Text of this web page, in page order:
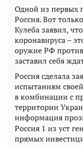
Одной из первых
Россия. Вот
Кулеба заявил,
коронавируса –
оружие РФ
заставил себя
Россия сделала
испытаниям
в комбинации с
территории
информация
Россия 1 из уст
прямых